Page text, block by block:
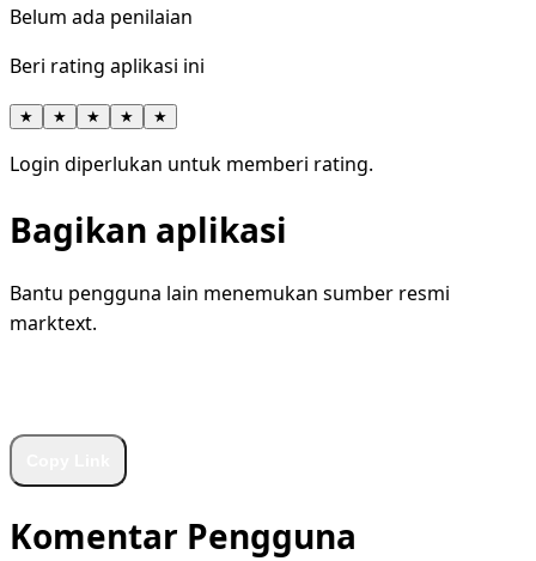
Belum ada penilaian
Beri rating aplikasi ini
★ ★ ★ ★ ★
Login diperlukan untuk memberi rating.
Bagikan aplikasi
Bantu pengguna lain menemukan sumber resmi
marktext.
Komentar Pengguna